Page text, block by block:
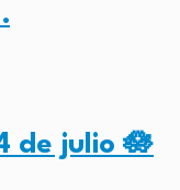
de julio 🪷